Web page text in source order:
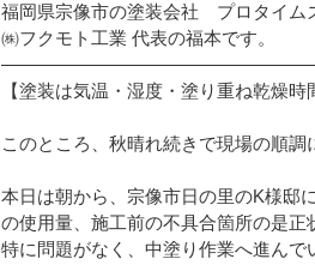
福岡県宗像市の塗装会社 プロタイム
㈱フクモト工業 代表の福本です。
【塗装は気温・湿度・塗り重ね乾燥時
このところ、秋晴れ続きで現場の順調
本日は朝から、宗像市日の里のK様邸
の使用量、施工前の不具合箇所の是
特に問題がなく、中塗り作業へ進んで